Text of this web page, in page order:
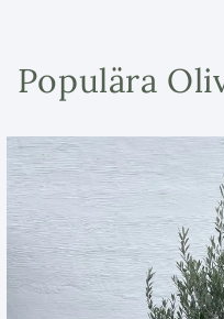
halva vinfat ger
utvecklas
design ger ett
trädgården.
Elegant
Spanien,
enastående
naturliga korn
Populära